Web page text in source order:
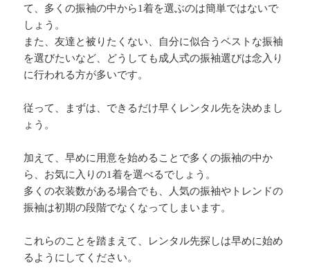
て、多くの振袖の中から1着を選ぶのは簡単ではないで
しょう。
また、友達と被りたくない、自分に似合うベストな振袖
を選びたいなど、どうしても成人式の振袖選びは念入り
に行われる方が多いです。
従って、まずは、できるだけ早くレンタル先を決めまし
ょう。
加えて、早めに用意を始めることで多くの振袖の中か
ら、お気に入りの1着を選べるでしょう。
多くの衣装数がある場合でも、人気の振袖やトレンドの
振袖は初期の段階でなくなってしまいます。
これらのことを踏まえて、レンタル先探しは早めに始め
るようにしてください。